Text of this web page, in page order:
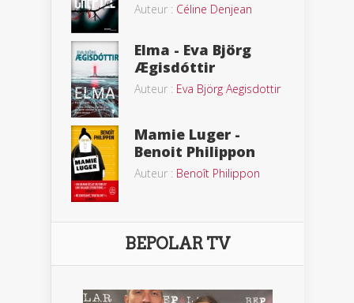
Auteur : Céline Denjean
Elma - Eva Björg
Ægisdóttir
Auteur : Eva Björg Aegisdottir
Mamie Luger -
Benoit Philippon
Auteur : Benoît Philippon
BEPOLAR TV